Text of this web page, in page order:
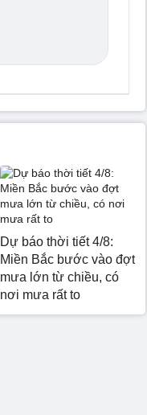
Dự báo thời tiết 4/8:
Miền Bắc bước vào đợt
mưa lớn từ chiều, có
nơi mưa rất to